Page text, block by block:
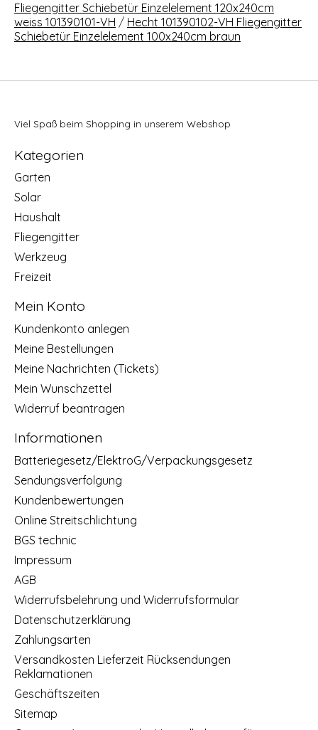
Fliegengitter Schiebetür Einzelelement 120x240cm
weiss 101390101-VH / Hecht 101390102-VH Fliegengitter
Schiebetür Einzelelement 100x240cm braun
Viel Spaß beim Shopping in unserem Webshop
Kategorien
Garten
Solar
Haushalt
Fliegengitter
Werkzeug
Freizeit
Mein Konto
Kundenkonto anlegen
Meine Bestellungen
Meine Nachrichten (Tickets)
Mein Wunschzettel
Widerruf beantragen
Informationen
Batteriegesetz/ElektroG/Verpackungsgesetz
Sendungsverfolgung
Kundenbewertungen
Online Streitschlichtung
BGS technic
Impressum
AGB
Widerrufsbelehrung und Widerrufsformular
Datenschutzerklärung
Zahlungsarten
Versandkosten Lieferzeit Rücksendungen
Reklamationen
Geschäftszeiten
Sitemap